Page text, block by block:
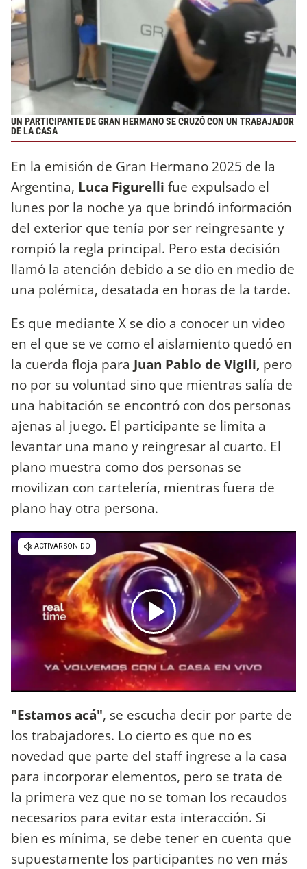
UN PARTICIPANTE DE GRAN HERMANO SE CRUZÓ CON UN TRABAJADOR
DE LA CASA
En la emisión de Gran Hermano 2025 de la
Argentina, Luca Figurelli fue expulsado el
lunes por la noche ya que brindó información
del exterior que tenía por ser reingresante y
rompió la regla principal. Pero esta decisión
llamó la atención debido a se dio en medio de
una polémica, desatada en horas de la tarde.
Es que mediante X se dio a conocer un video
en el que se ve como el aislamiento quedó en
la cuerda floja para Juan Pablo de Vigili, pero
no por su voluntad sino que mientras salía de
una habitación se encontró con dos personas
ajenas al juego. El participante se limita a
levantar una mano y reingresar al cuarto. El
plano muestra como dos personas se
movilizan con cartelería, mientras fuera de
plano hay otra persona.
"Estamos acá", se escucha decir por parte de
los trabajadores. Lo cierto es que no es
novedad que parte del staff ingrese a la casa
para incorporar elementos, pero se trata de
la primera vez que no se toman los recaudos
necesarios para evitar esta interacción. Si
bien es mínima, se debe tener en cuenta que
supuestamente los participantes no ven más